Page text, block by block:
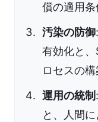
償の適用
汚染の防御
有効化と
ロセスの構
運用の統制
と、人間